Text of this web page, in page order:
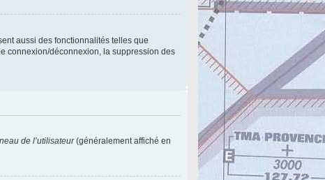
aussi des fonctionnalités telles que
connexion/déconnexion, la suppression des
de l’utilisateur(généralement affiché en